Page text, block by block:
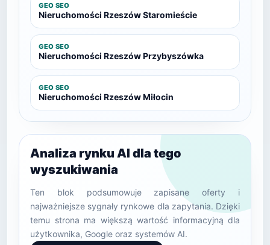
GEO SEO
Nieruchomości Rzeszów Staromieście
GEO SEO
Nieruchomości Rzeszów Przybyszówka
GEO SEO
Nieruchomości Rzeszów Miłocin
Analiza rynku AI dla tego
wyszukiwania
Ten blok podsumowuje zapisane oferty i
najważniejsze sygnały rynkowe dla zapytania. Dzięki
temu strona ma większą wartość informacyjną dla
użytkownika, Google oraz systemów AI.